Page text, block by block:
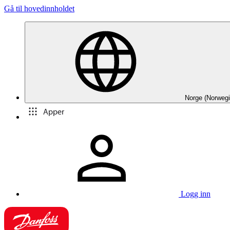
Gå til hovedinnholdet
Norge
Apper
Logg inn